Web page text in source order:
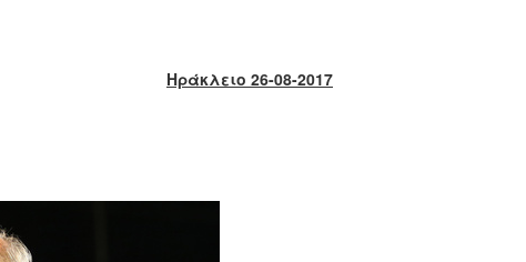
Ηράκλειο 26-08-2017